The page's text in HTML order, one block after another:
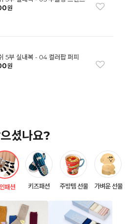
원
5부 실내복 - 04 컬러팝 퍼피
원
셨나요?
패션 키즈패션 주방템 선물 가벼운 선물